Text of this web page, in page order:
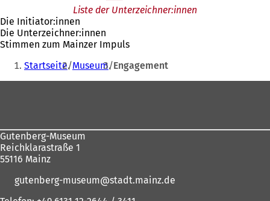
Liste der Unterzeichner:innen
Die Initiator:innen
Die Unterzeichner:innen
Stimmen zum Mainzer Impuls
Sie
befinden
Startseite Museum Engagement
Gutenberg-Museum
Reichklarastraße 1
55116 Mainz
gutenberg-museum
stadt.mainz de